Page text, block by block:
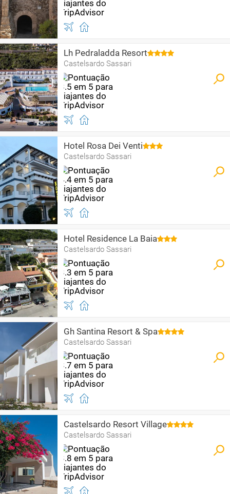
Lh Pedraladda Resort
Castelsardo Sassari
Hotel Rosa Dei Venti
Castelsardo Sassari
Hotel Residence La Baia
Castelsardo Sassari
Gh Santina Resort & Spa
Castelsardo Sassari
Castelsardo Resort Village
Castelsardo Sassari